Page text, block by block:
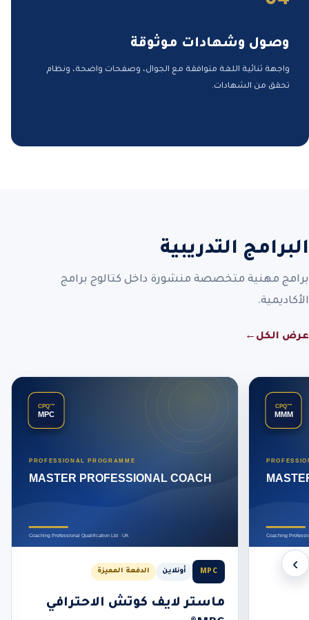
وصول وشهادات موثوقة
واجهة ثنائية اللغة متوافقة مع الجوال، وصفحات واضحة، ونظام
تحقق من الشهادات.
البرامج التدريبية
برامج مهنية متخصصة منشورة داخل كتالوج برامج
الأكاديمية.
عرض الكل ←
‹
MPC أونلاين الدفعة المميزة
ماستر لايف كوتش الاحترافي
›